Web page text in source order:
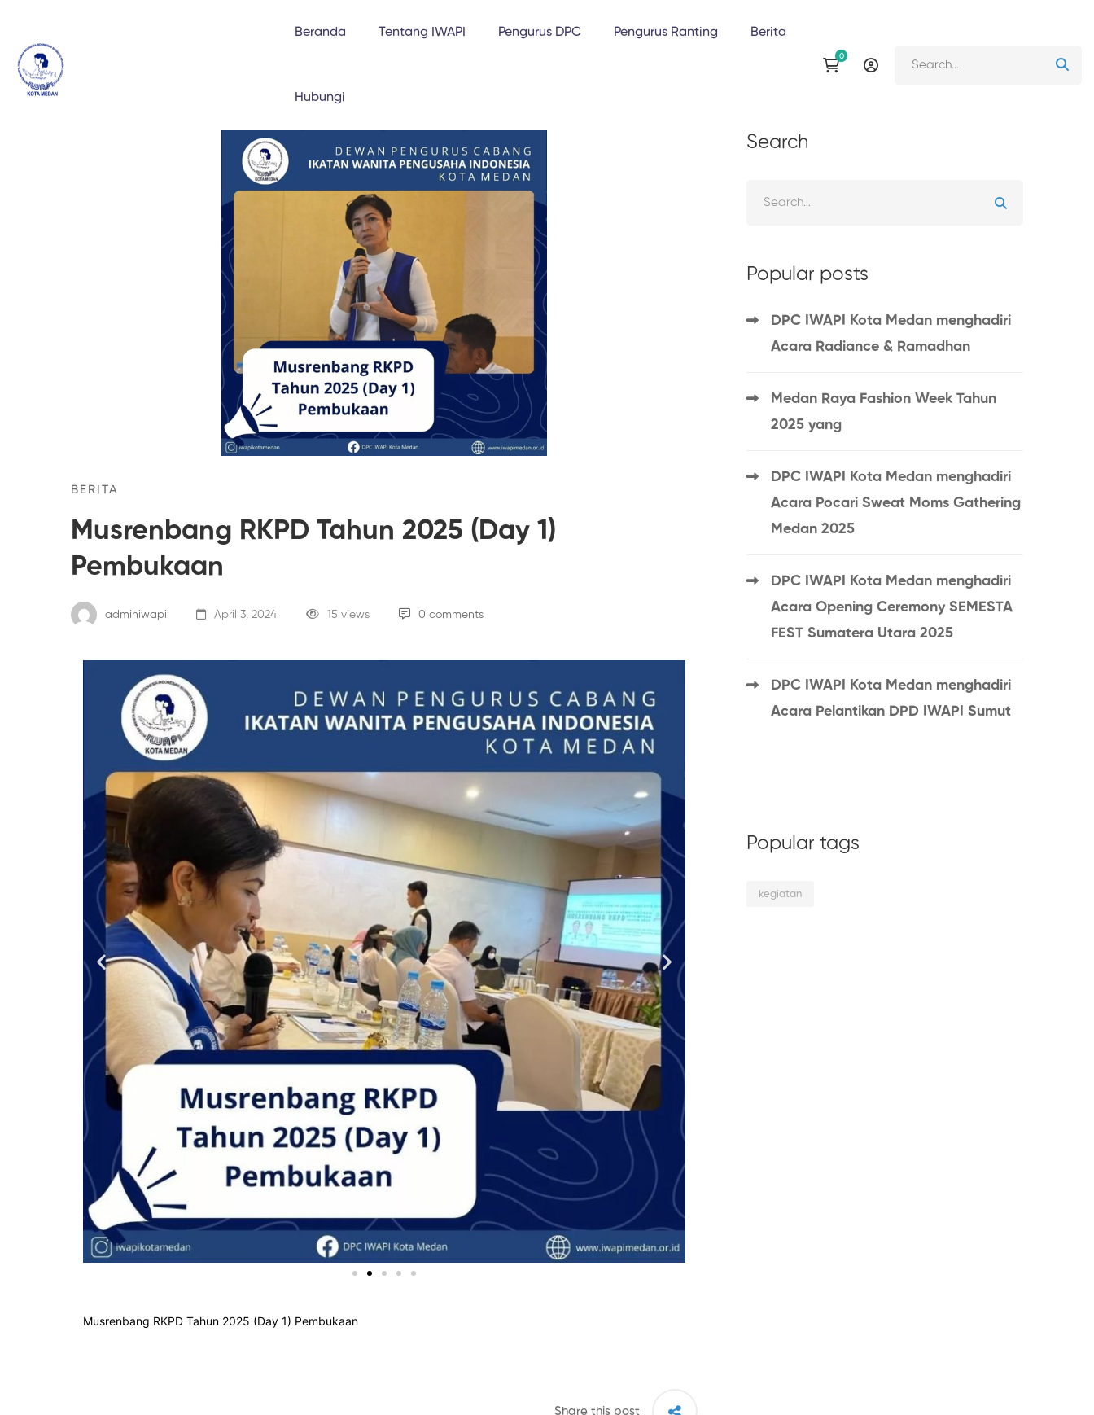
Beranda Tentang IWAPI Pengurus DPC Pengurus Ranting Berita
Hubungi
BERITA
Musrenbang RKPD Tahun 2025 (Day 1)
Pembukaan
adminiwapi April 3, 2024 15 views 0 comments
Musrenbang RKPD Tahun 2025 (Day 1) Pembukaan
Share this post
Search
Popular posts
DPC IWAPI Kota Medan menghadiri
Acara Radiance & Ramadhan
Medan Raya Fashion Week Tahun
2025 yang
DPC IWAPI Kota Medan menghadiri
Acara Pocari Sweat Moms Gathering
Medan 2025
DPC IWAPI Kota Medan menghadiri
Acara Opening Ceremony SEMESTA
FEST Sumatera Utara 2025
DPC IWAPI Kota Medan menghadiri
Acara Pelantikan DPD IWAPI Sumut
Popular tags
kegiatan